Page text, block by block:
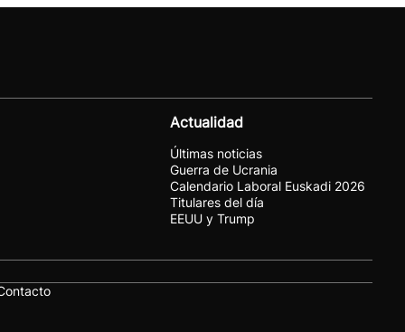
Actualidad
Últimas noticias
Guerra de Ucrania
Calendario Laboral Euskadi 2026
Titulares del día
EEUU y Trump